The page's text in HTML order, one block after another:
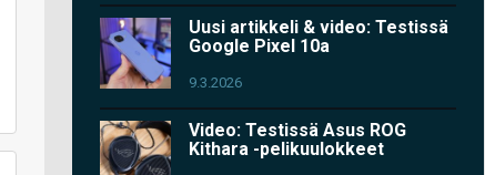
Uusi artikkeli & video: Testissä
Google Pixel 10a
9.3.2026
Video: Testissä Asus ROG
Kithara -pelikuulokkeet